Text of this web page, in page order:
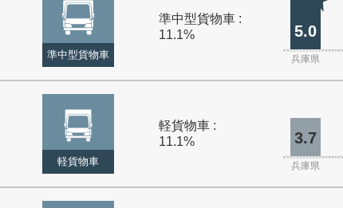
準中型貨物車
準中型貨物車 :
11.1%
5.0
兵庫県
軽貨物車
軽貨物車 :
11.1%
3.7
兵庫県